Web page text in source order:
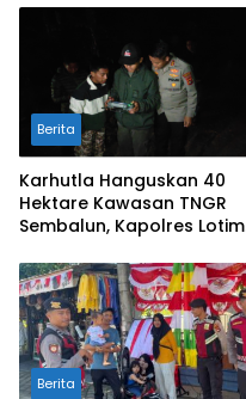
Kuranji Dalang
Berita
Karhutla Hanguskan 40
Hektare Kawasan TNGR
Sembalun, Kapolres Lotim
Api
Berita